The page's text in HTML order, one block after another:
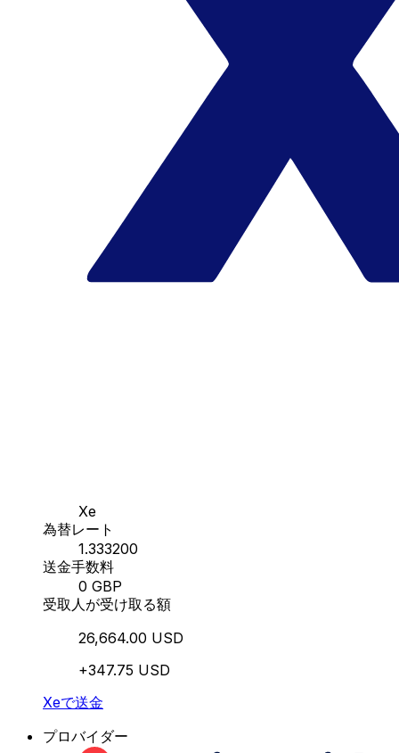
Xe
為替レート
1.333200
送金手数料
0 GBP
受取人が受け取る額
26,664.00 USD
+347.75 USD
Xeで送金
プロバイダー